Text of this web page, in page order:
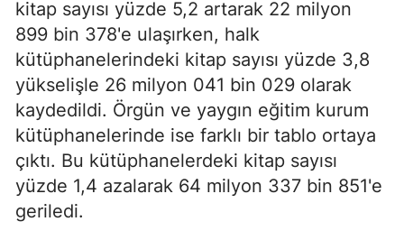
kitap sayısı yüzde 5,2 artarak 22 milyon
899 bin 378'e ulaşırken, halk
kütüphanelerindeki kitap sayısı yüzde 3,8
yükselişle 26 milyon 041 bin 029 olarak
kaydedildi. Örgün ve yaygın eğitim kurum
kütüphanelerinde ise farklı bir tablo ortaya
çıktı. Bu kütüphanelerdeki kitap sayısı
yüzde 1,4 azalarak 64 milyon 337 bin 851'e
geriledi.